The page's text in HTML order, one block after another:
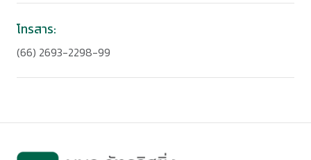
โทรสาร:
(66) 2693-2298-99